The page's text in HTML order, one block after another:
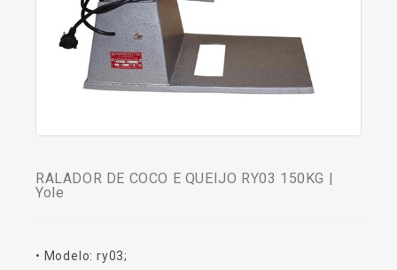
RALADOR DE COCO E QUEIJO RY03 150KG |
Yole
• Modelo: ry03;